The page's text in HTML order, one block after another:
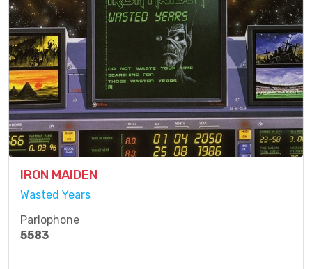
IRON MAIDEN
Wasted Years
Parlophone
5583